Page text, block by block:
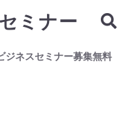
ミナー
ジネスセミナー募集無料